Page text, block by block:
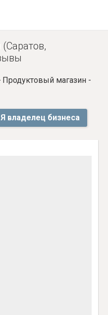
Продуктовый магазин -
Я владелец бизнеса